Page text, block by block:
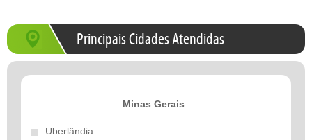
Principais Cidades Atendidas
Minas Gerais
Uberlândia